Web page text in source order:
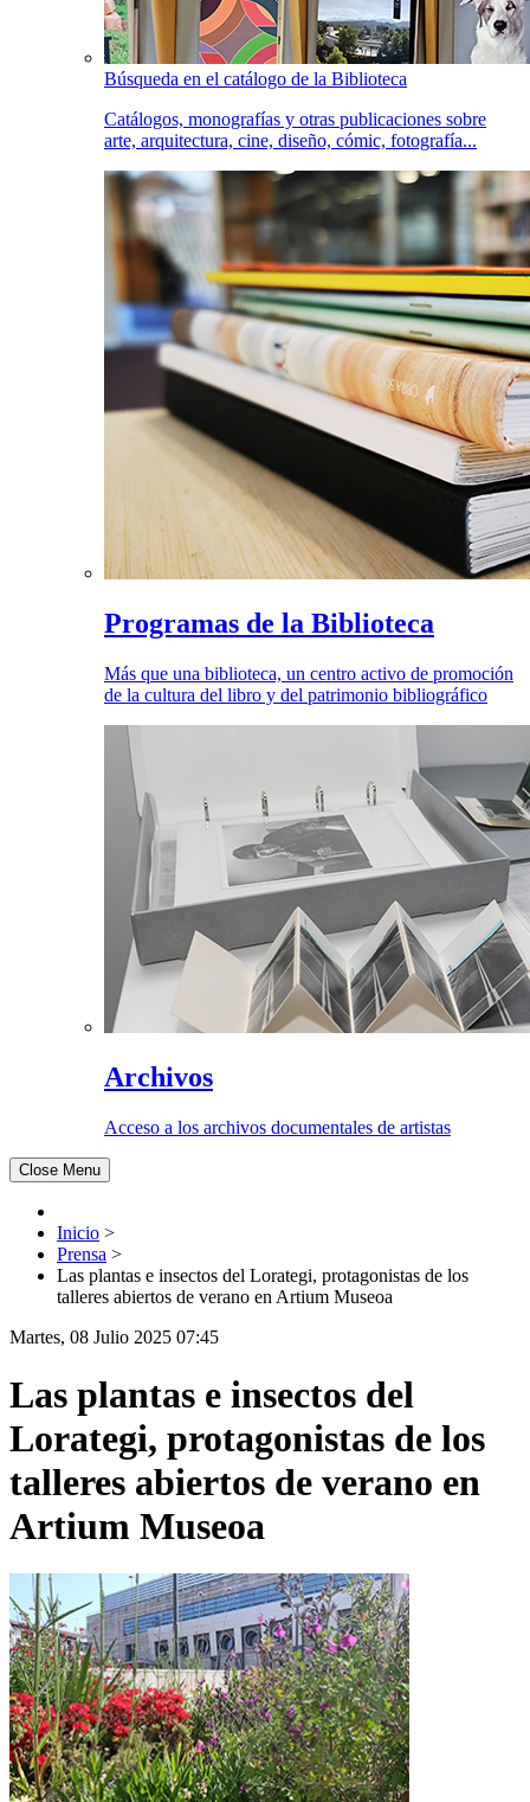
Búsqueda en el catálogo de la Biblioteca
Catálogos, monografías y otras publicaciones sobre
arte, arquitectura, cine, diseño, cómic, fotografía...
Programas de la Biblioteca
Más que una biblioteca, un centro activo de promoción
de la cultura del libro y del patrimonio bibliográfico
Archivos
Acceso a los archivos documentales de artistas
Close Menu
Inicio >
Prensa >
Las plantas e insectos del Lorategi, protagonistas de los
talleres abiertos de verano en Artium Museoa
Martes, 08 Julio 2025 07:45
Las plantas e insectos del
Lorategi, protagonistas de los
talleres abiertos de verano en
Artium Museoa